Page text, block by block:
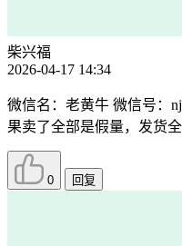
柴兴福
2026-04-17 14:34
微信名：老黄牛 微信号：
果卖了全部是假量，发货
0 回复